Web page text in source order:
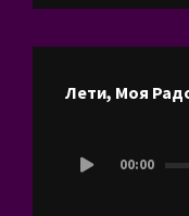
Лети, Моя
audio
00:00